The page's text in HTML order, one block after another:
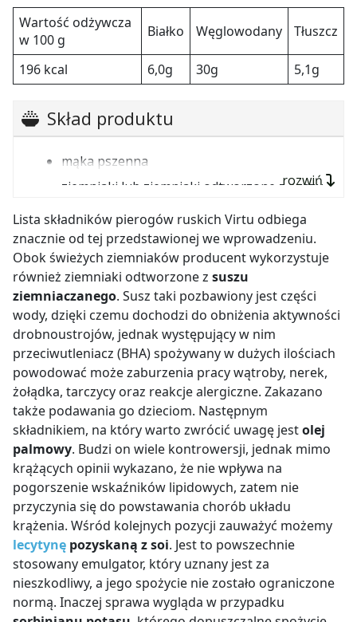
Wartość odżywcza
w 100 g
Białko Węglowodany Tłuszcz
196 kcal 6,0g 30g 5,1g
Skład produktu
mąka pszenna
ziemniaki lub ziemniaki odtworzone z suszu
woda
ser twarogowy (5%)
cebula (3,2%)
oleje roślinne (rzepakowy, palmowy)
sól
skrobia
błonnik roślinny
gluten pszenny
emulgator: lecytyny (z soi)
cukier
skrobia modyfikowana
przyprawy (zawierają seler)
substancja konserwująca: sorbinian potasu
maltodekstryna
aromaty (zawierają seler, soję)
rozwiń
Lista składników pierogów ruskich Virtu odbiega
znacznie od tej przedstawionej we wprowadzeniu.
Obok świeżych ziemniaków producent wykorzystuje
również ziemniaki odtworzone z suszu
ziemniaczanego. Susz taki pozbawiony jest części
wody, dzięki czemu dochodzi do obniżenia aktywności
drobnoustrojów, jednak występujący w nim
przeciwutleniacz (BHA) spożywany w dużych ilościach
powodować może zaburzenia pracy wątroby, nerek,
żołądka, tarczycy oraz reakcje alergiczne. Zakazano
także podawania go dzieciom. Następnym
składnikiem, na który warto zwrócić uwagę jestolej
palmowy. Budzi on wiele kontrowersji, jednak mimo
krążących opinii wykazano, że nie wpływa na
pogorszenie wskaźników lipidowych, zatem nie
przyczynia się do powstawania chorób układu
krążenia. Wśród kolejnych pozycji zauważyć możemy
lecytynę pozyskaną z soi. Jest to powszechnie
stosowany emulgator, który uznany jest za
nieszkodliwy, a jego spożycie nie zostało ograniczone
normą. Inaczej sprawa wygląda w przypadku